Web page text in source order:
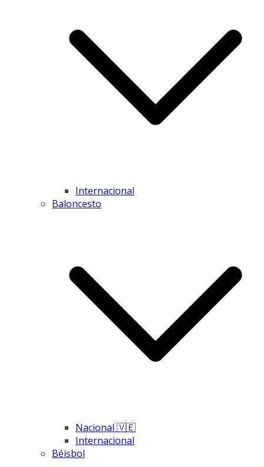
Internacional
Baloncesto
Nacional 🇻🇪
Internacional
Béisbol